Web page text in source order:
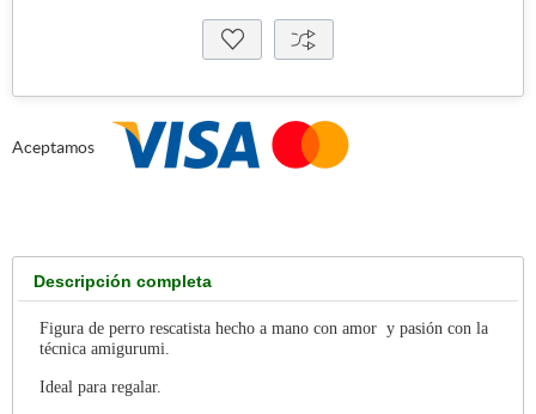
Aceptamos
Descripción completa
Figura de perro rescatista hecho a mano con amor y pasión con la
técnica amigurumi.
Ideal para regalar.